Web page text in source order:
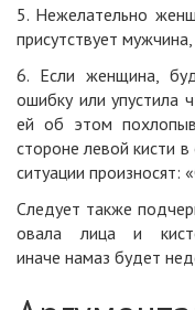
5. Нежелательно
присутствует мужчина
6. Если женщина ,
ошибку или упустила
ей об этом
стороне левой кисти
ситуации произносят:
Следует также
овала лица и
иначе намаз будет